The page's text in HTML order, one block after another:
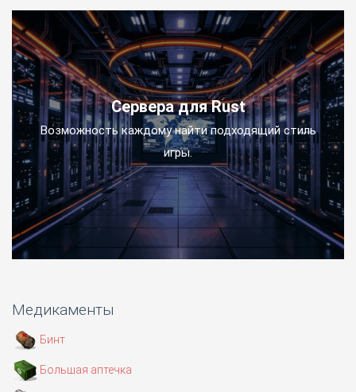
Сервера для Rust
Возможность каждому найти подходящий стиль
игры.
Медикаменты
Бинт
Большая аптечка